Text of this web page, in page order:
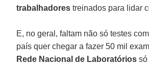
trabalhadores treinados para lidar
E, no geral, faltam não só testes
país quer chegar a fazer 50 mil
Rede Nacional de Laboratórios só